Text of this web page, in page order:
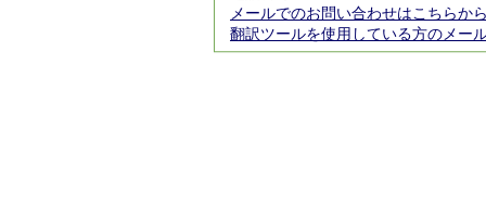
メールでのお問い合わせはこちらから
翻訳ツールを使用している方のメー